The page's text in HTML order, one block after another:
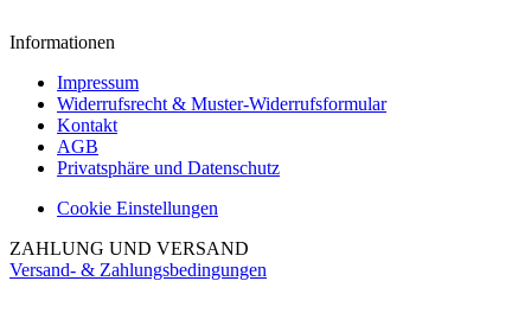
Informationen
Impressum
Widerrufsrecht & Muster-Widerrufsformular
Kontakt
AGB
Privatsphäre und Datenschutz
Cookie Einstellungen
ZAHLUNG UND VERSAND
Versand- & Zahlungsbedingungen